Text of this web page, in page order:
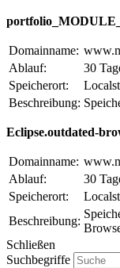
Domainname:
Ablauf:
30
Speicherort:
Beschreibung:
Eclipse.outdated-
Domainname:
Ablauf:
30
Speicherort:
Beschreibung:
Schließen
Suchbegriffe